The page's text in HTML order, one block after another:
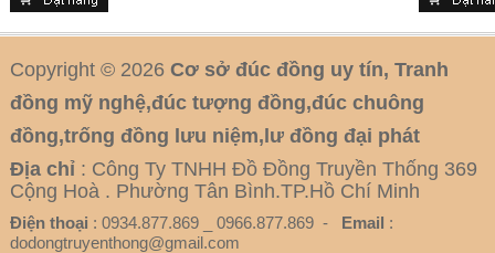
Copyright © 2026 Cơ sở đúc đồng uy tín, Tranh
đồng mỹ nghệ,đúc tượng đồng,đúc chuông
đồng,trống đồng lưu niệm,lư đồng đại phát
Địa chỉ : Công Ty TNHH Đồ Đồng Truyền Thống 369
Cộng Hoà . Phường Tân Bình.TP.Hồ Chí Minh
Điện thoại : 0934.877.869 _ 0966.877.869 - Email :
dodongtruyenthong@gmail.com